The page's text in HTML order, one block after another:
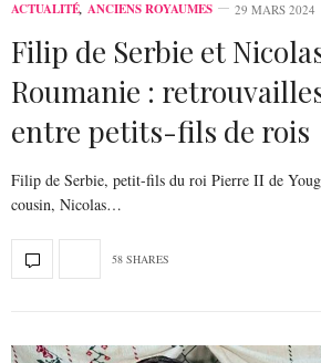
ACTUALITÉ, ANCIENS ROYAUMES 29 MARS 2024
Filip de Serbie et
Roumanie :
entre petits-fils de rois
Filip de Serbie, petit-fils du roi Pierre II de
cousin, Nicolas…
58 SHARES